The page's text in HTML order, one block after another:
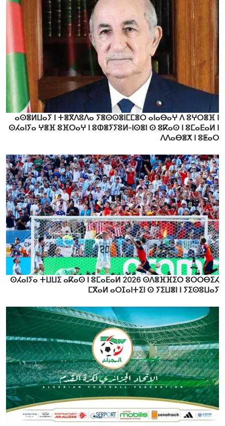
ⴰⵙⴻⵍⵡⴰⵢ ⵏ ⵜⴻⴳⴷⵓⴷⴰ ⵢⴻⵙⵙⴻⵏⵎⵎⴻⵔ ⴰⵏⴰⴱⴰⵖ ⴷ ⵓⵖⵔⴻⴼ ⵏ
ⵙⵃⴰⵏⵢⴰ ⵖⴻⴼ ⵓⴼⵔⴰⵖ ⵏ ⵓⵀⴻⵢⵢⵓⵍ-ⵏⵙⴻⵏ ⵙ ⵓⴽⴰⵙ ⵏ ⵓⵎⴰⴹⴰⵍ ⵏ
ⴷⴷⴰⴱⴻⵅ ⵏ ⵓⵟⴰⵔ
ⵙⵃⴰⵏⵢⴰ ⵜⵡⵡⵉ ⴰⴽⴰⵙ ⵏ ⵓⵎⴰⴹⴰⵍ 2026 ⵙⴷⴻⴼⴼⵉⵔ ⵓⵔⵔⴱⵉⵃ
ⵎⴳⴰⵍ ⴰⵔⵊⴰⵏⵜⵉⵏ ⵙ ⵢⵉⵡⴻⵏ ⵏ ⵢⵉⵙⵓⵡⴰⵢ